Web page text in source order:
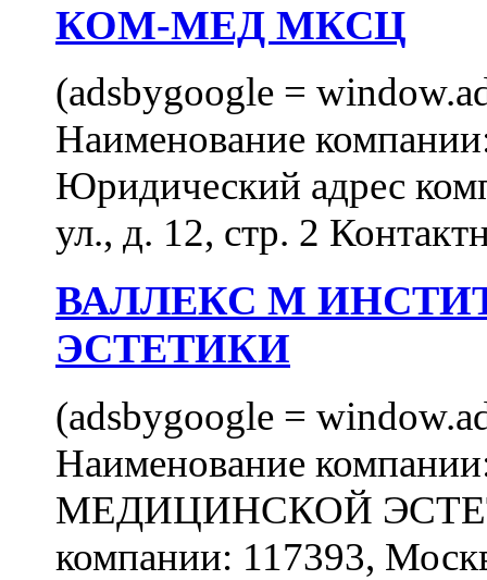
КОМ-МЕД МКСЦ
(adsbygoogle =
Наименование
Юридический адрес
ул., д. 12, стр. 2
ВАЛЛЕКС М
ЭСТЕТИКИ
(adsbygoogle =
Наименование
МЕДИЦИНСКОЙ
компании: 117393,